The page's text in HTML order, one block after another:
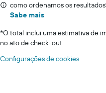
como ordenamos os
Sabe mais
*O total inclui uma estimativa de
no ato de check-out.
Configurações de cookies